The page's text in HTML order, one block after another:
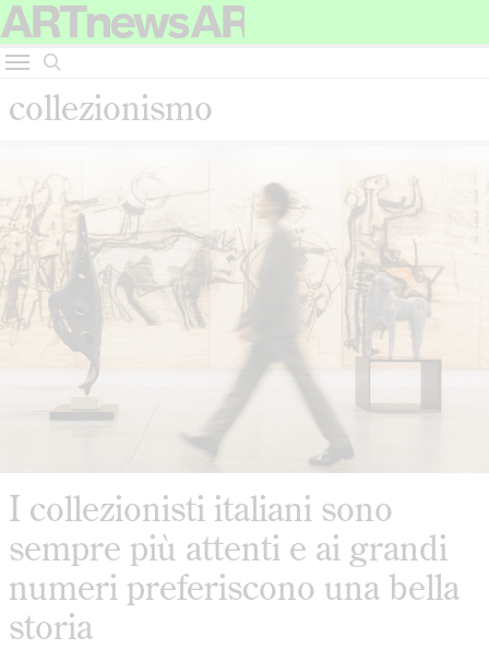
collezionismo
I collezionisti italiani sono
sempre più attenti e ai grandi
numeri preferiscono una bella
storia